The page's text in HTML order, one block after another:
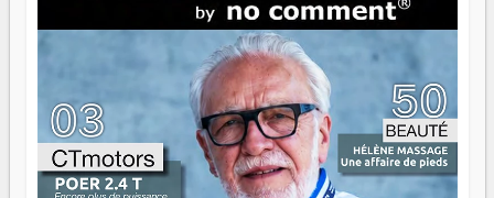
direction peut éclairer autant qu'elle peut consumer. C'est
là que les aînés entrent en scène — pas pour reprendre le
gouvernail, mais pour montrer où sont les récifs. Les jeunes
ont la force, les vieux ont l'expérience, comme on dit. Ce
n'est pas un combat de générations — c'est une question
d'équipage. Partagez vos réussites, mais aussi vos échecs.
Surtout vos échecs, d'ailleurs — ils enseignent mieux que
n'importe quel manuel. À Madagascar, la barque avance.
Il faut juste s'assurer que tout le monde rame dans le
même sens.